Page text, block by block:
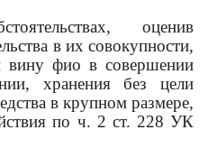
оценив
в их совокупности,
вину фио в совершении
хранения без цели
в крупном размере,
по ч. 2 ст. 228 УК